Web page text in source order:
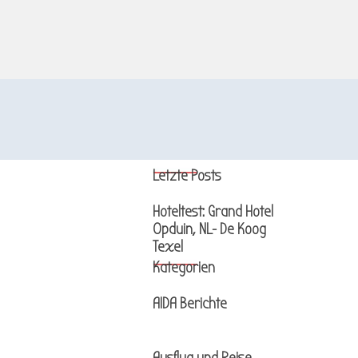
Block überspringen Letzte Posts
Letzte Posts
Hoteltest: Grand Hotel
Opduin, NL- De Koog
Texel
Block überspringen Kategorien
Kategorien
AIDA Berichte